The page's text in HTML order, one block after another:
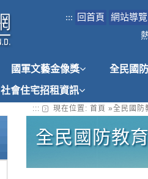
::: 回首頁 網站導覽
國軍文藝金像獎 全民國
社會住宅招租資訊
::: 現在位置: 首頁 »全民國防
全民國防教